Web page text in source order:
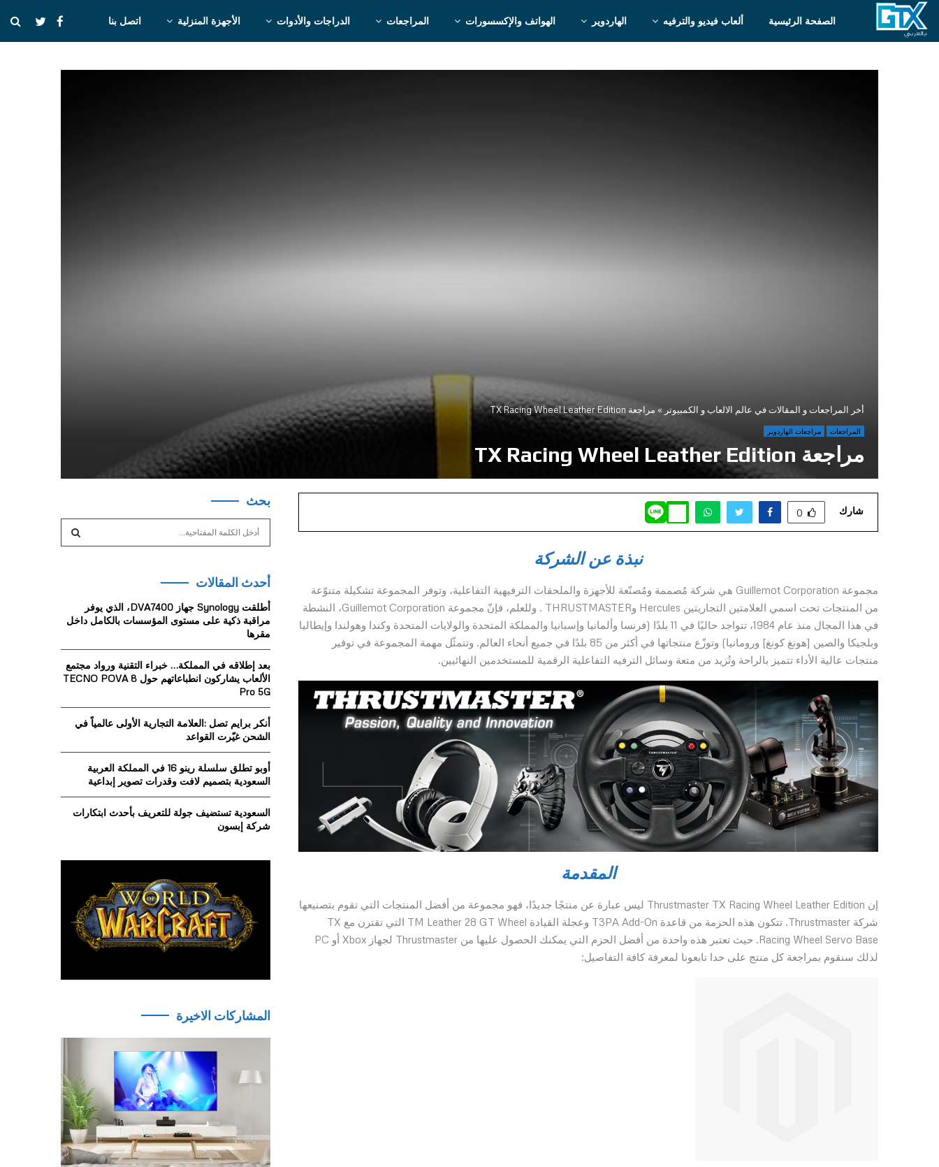
الصفحة الرئيسية ألعاب فيديو والترفيه الهاردوير الهواتف والإكسسورات المراجعات الدراجات والأدوات الأجهزة المنزلية اتصل بنا
أخر المراجعات و المقالات في عالم الالعاب و الكمبيوتر » مراجعة TX Racing Wheel Leather Edition
المراجعات مراجعات الهاردوير
مراجعة TX Racing Wheel Leather Edition
شارك 0
نبذة عن الشركة
مجموعة Guillemot Corporation هي شركة مُصممة ومُصنّعة للأجهزة والملحقات الترفيهية التفاعلية، وتوفر المجموعة تشكيلة متنوّعة
من المنتجات تحت اسمي العلامتين التجاريتين Hercules وTHRUSTMASTER . وللعلم، فإنّ مجموعة Guillemot Corporation، النشطة
في هذا المجال منذ عام 1984، تتواجد حاليًا في 11 بلدًا (فرنسا وألمانيا وإسبانيا والمملكة المتحدة والولايات المتحدة وكندا وهولندا وإيطاليا
وبلجيكا والصين [هونغ كونغ] ورومانيا) وتوزّع منتجاتها في أكثر من 85 بلدًا في جميع أنحاء العالم. وتتمثّل مهمة المجموعة في توفير
منتجات عالية الأداء تتميز بالراحة وتُزيد من متعة وسائل الترفيه التفاعلية الرقمية للمستخدمين النهائيين.
المقدمة
إن Thrustmaster TX Racing Wheel Leather Edition ليس عبارة عن منتجًا جديدًا، فهو مجموعة من أفضل المنتجات التي تقوم بتصنيعها
شركة Thrustmaster. تتكون هذه الحزمة من قاعدة T3PA Add-On وعجلة القيادة TM Leather 28 GT Wheel التي تقترن مع TX
Racing Wheel Servo Base. حيث تعتبر هذه واحدة من أفضل الحزم التي يمكنك الحصول عليها من Thrustmaster لجهاز Xbox أو PC
لذلك سنقوم بمراجعة كل منتج على حدا تابعونا لمعرفة كافة التفاصيل:
بحث
c
h
f
o
A
C
أحدث المقالات
أطلقت Synology جهاز DVA7400، الذي يوفر
مراقبة ذكية على مستوى المؤسسات بالكامل داخل
مقرها
بعد إطلاقه في المملكة… خبراء التقنية ورواد مجتمع
الألعاب يشاركون انطباعاتهم حول TECNO POVA 8
Pro 5G
أنكر برايم تصل :العلامة التجارية الأولى عالمياً في
الشحن غيّرت القواعد
أوبو تطلق سلسلة رينو 16 في المملكة العربية
السعودية بتصميم لافت وقدرات تصوير إبداعية
السعودية تستضيف جولة للتعريف بأحدث ابتكارات
شركة إبسون
المشاركات الاخيرة